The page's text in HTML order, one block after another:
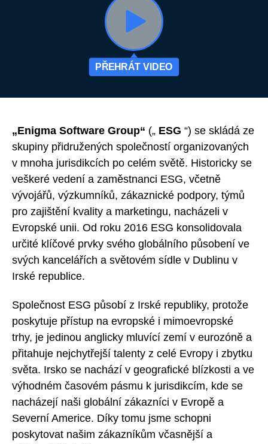
PŘEHRÁT VIDEO
„Enigma Software Group“ („ ESG “) se skládá ze
skupiny přidružených společností organizovaných
v mnoha jurisdikcích po celém světě. Historicky se
veškeré vedení a zaměstnanci ESG, včetně
vývojářů, výzkumníků, zákaznické podpory, týmů
pro zajištění kvality a marketingu, nacházeli v
Evropské unii. Od roku 2016 ESG konsolidovala
určité klíčové prvky svého globálního působení ve
svých kancelářích a světovém sídle v Dublinu v
Irské republice.
Společnost ESG působí z Irské republiky, protože
poskytuje přístup na evropské i mimoevropské
trhy, je jedinou anglicky mluvící zemí v eurozóně a
přitahuje nejchytřejší talenty z celé Evropy i zbytku
světa. Irsko se nachází v geografické blízkosti a ve
výhodném časovém pásmu k jurisdikcím, kde se
nacházejí naši globální zákazníci v Evropě a
Severní Americe. Díky tomu jsme schopni
poskytovat našim zákazníkům včasnější a